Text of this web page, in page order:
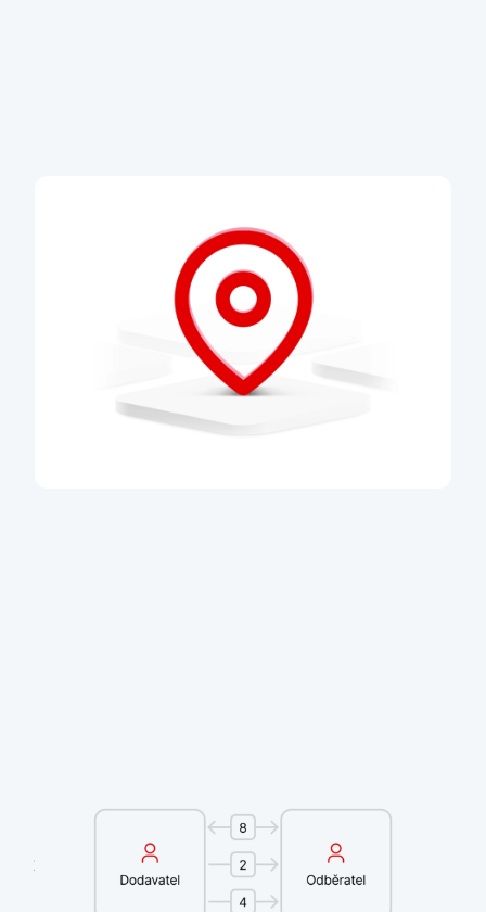
info@factoringkb.cz
kontakt na naše specialisty
Přejít na Factoring KB
Odkup pohledávek krok
Postoupení pohledávky